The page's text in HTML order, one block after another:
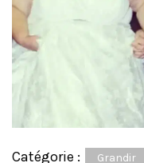
Catégorie : Grandir